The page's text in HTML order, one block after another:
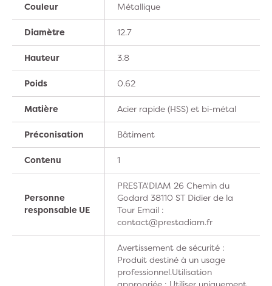
Couleur Métallique
Diamètre 12.7
Hauteur 3.8
Poids 0.62
Matière Acier rapide (HSS) et bi-métal
Préconisation Bâtiment
Contenu 1
Personne
responsable UE
PRESTA'DIAM 26 Chemin du
Godard 38110 ST Didier de la
Tour Email :
contact@prestadiam.fr
Avertissement de sécurité :
Produit destiné à un usage
professionnel.Utilisation